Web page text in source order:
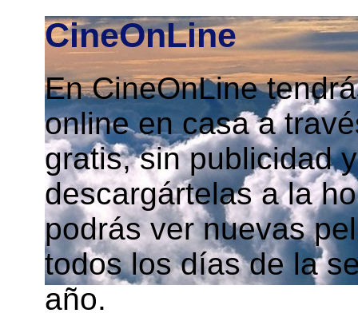
CineOnLine
En CineOnLine
online en casa a
gratis, sin publicidad
descargártelas a la
podrás ver nuevas
todos los días de la
año.